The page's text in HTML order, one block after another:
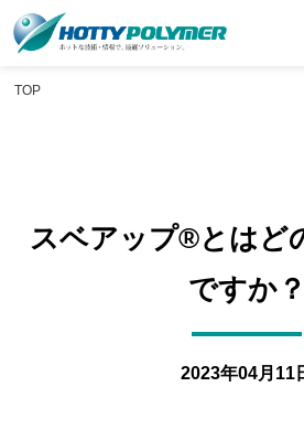
TOP
スベアップ®とはど
ですか？
2023年04月11